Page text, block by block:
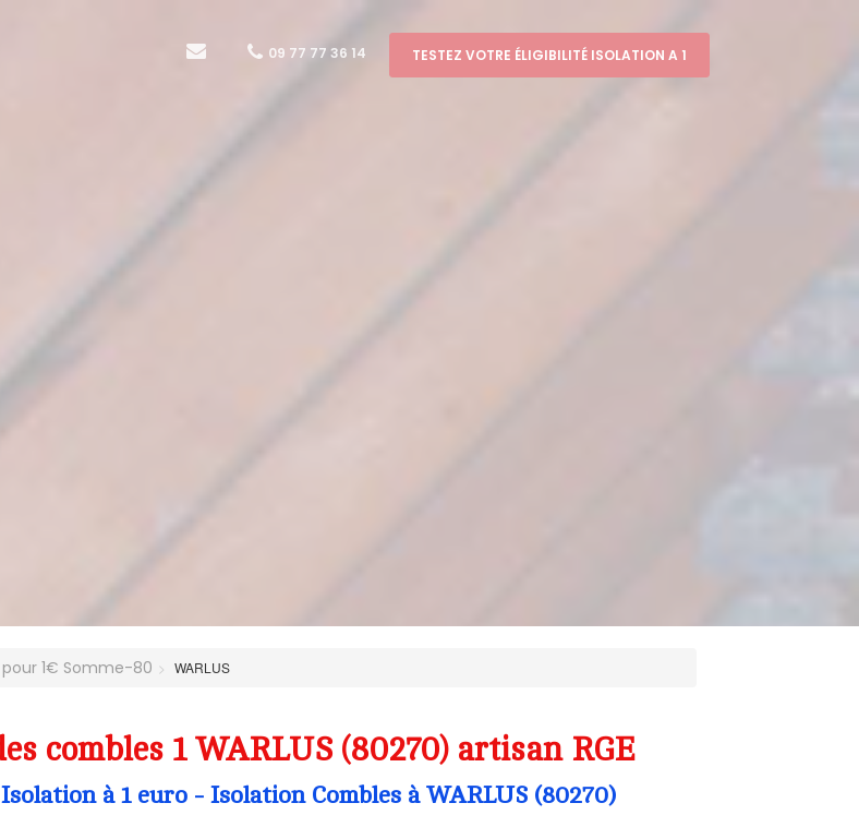
09 77 77 36 14 TESTEZ VOTRE ÉLIGIBILITÉ ISOLATION A 1
1€ Somme-80 WARLUS
combles 1 WARLUS (80270) artisan RGE
à 1 euro - Isolation Combles à WARLUS (80270)